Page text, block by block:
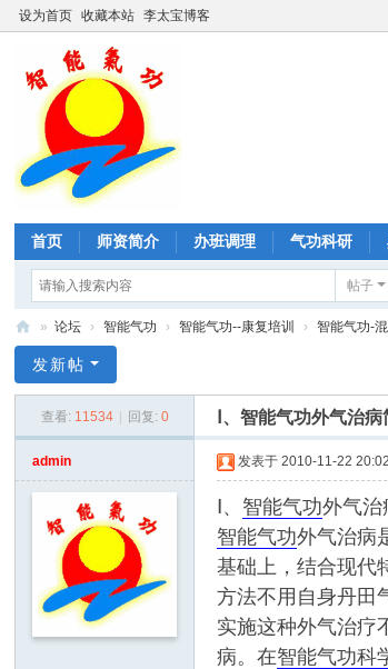
设为首页 收藏本站 李太宝博客
首页 师资简介 办班调理 气功科研
帖子
能
功
» 论坛 › 智能气功 › 智能气功--康复培训 › 智能气功-
发新帖
查看: 11534 回复: 0 Ⅰ、智能气功外气治病
admin 发表于 2010-11-22
Ⅰ、 智能气功外气治
智能气功外气治病
基础上，结合现代
方法不用自身丹田
实施这种外气治疗
病。在智能气功科